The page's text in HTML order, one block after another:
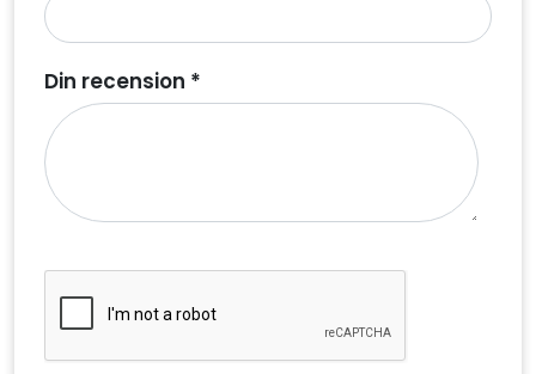
Din recension *